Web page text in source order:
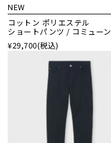
NEW
コットン ポリエステル
ショートパンツ / コミューン
¥29,700(税込)